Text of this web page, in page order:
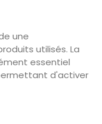
une
utilisés. La
essentiel
d'activer